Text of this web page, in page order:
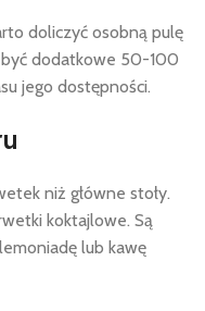
doliczyć osobną pulę
dodatkowe 50-100
jego dostępności.
niż główne stoły.
koktajlowe. Są
lub kawę